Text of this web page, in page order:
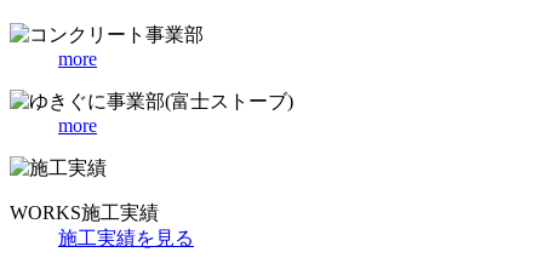
more
more
WORKS施工実績
施工実績を見る